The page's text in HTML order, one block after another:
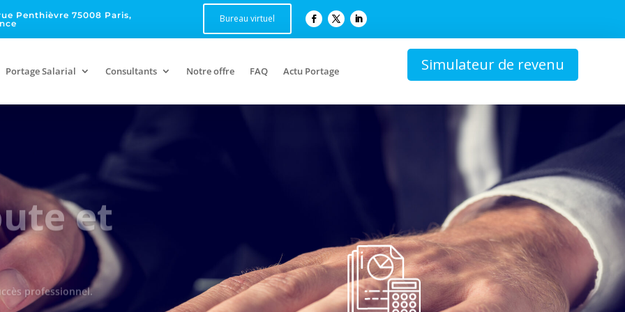
Penthièvre 75008 Paris,
Bureau virtuel
Portage Salarial Consultants Notre offre FAQ Actu Portage Simulateur de revenu
et
professionnel.